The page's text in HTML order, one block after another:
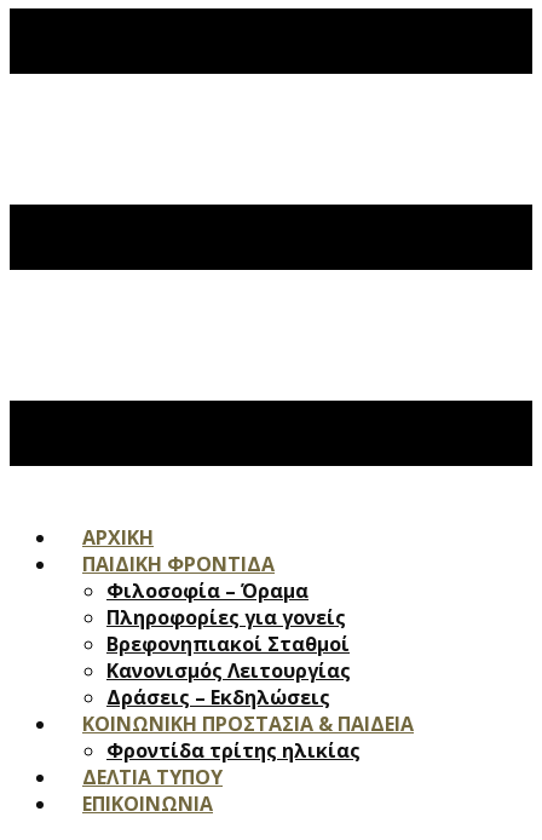
ΑΡΧΙΚΗ
ΠΑΙΔΙΚΗ ΦΡΟΝΤΙΔΑ
Φιλοσοφία – Όραμα
Πληροφορίες για γονείς
Βρεφονηπιακοί Σταθμοί
Κανονισμός Λειτουργίας
Δράσεις – Εκδηλώσεις
ΚΟΙΝΩΝΙΚΗ ΠΡΟΣΤΑΣΙΑ & ΠΑΙΔΕΙΑ
Φροντίδα τρίτης ηλικίας
ΔΕΛΤΙΑ ΤΥΠΟΥ
ΕΠΙΚΟΙΝΩΝΙΑ